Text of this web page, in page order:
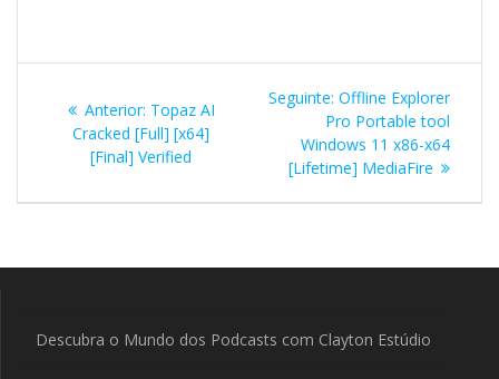
Post
Anterior: Post
anterior:
Topaz AI
Cracked [Full] [x64]
[Final] Verified
Seguinte: Post
seguinte:
Offline Explorer
Pro Portable tool
Windows 11 x86-x64
[Lifetime] MediaFire
Descubra o Mundo dos Podcasts com Clayton Estúdio